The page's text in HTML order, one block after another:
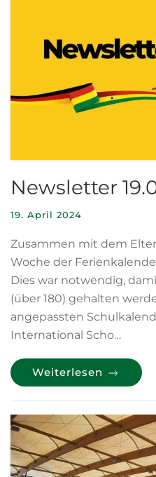
Newsletter
19. April 2024
Zusammen mit dem
Woche der
Dies war notwendig,
(über 180) gehalten
angepassten
International Scho…
Weiterlesen